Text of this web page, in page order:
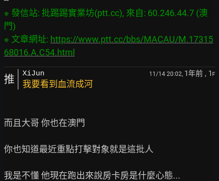
※ 發信站: 批踢踢實業坊(ptt.cc), 來自: 60.246.44.7 (澳
門)
※ 文章網址: https://www.ptt.cc/bbs/MACAU/M.17315
68016.A.C54.html
推 XiJun 11/14 20:02, 1年前 , 1 F
我要看到血流成河
而且大哥 你也在澳門
你也知道最近重點打擊對象就是這批人
我是不懂 他現在跑出來說房卡房是什麼心態...